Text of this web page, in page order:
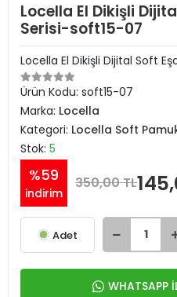
Locella El Dikişli
Serisi-soft15-07
Locella El Dikişli Dijital Soft
Ürün Kodu: soft15-07
Marka: Locella
Kategori: Locella Soft
Stok: 5
%59
indirim
350,00 TL
Adet
WHATSAPP